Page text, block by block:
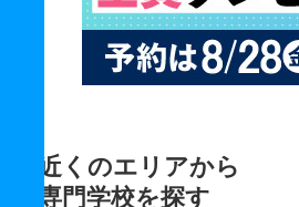
近くのエリアから
専門学校を探す